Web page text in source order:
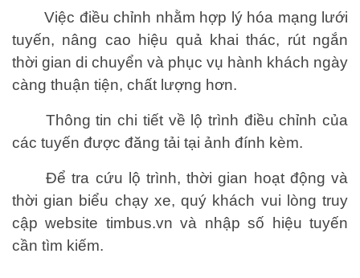
Việc điều chỉnh nhằm hợp lý hóa mạng lưới
tuyến, nâng cao hiệu quả khai thác, rút ngắn
thời gian di chuyển và phục vụ hành khách ngày
càng thuận tiện, chất lượng hơn.
Thông tin chi tiết về lộ trình điều chỉnh của
các tuyến được đăng tải tại ảnh đính kèm.
Để tra cứu lộ trình, thời gian hoạt động và
thời gian biểu chạy xe, quý khách vui lòng truy
cập website timbus.vn và nhập số hiệu tuyến
cần tìm kiếm.